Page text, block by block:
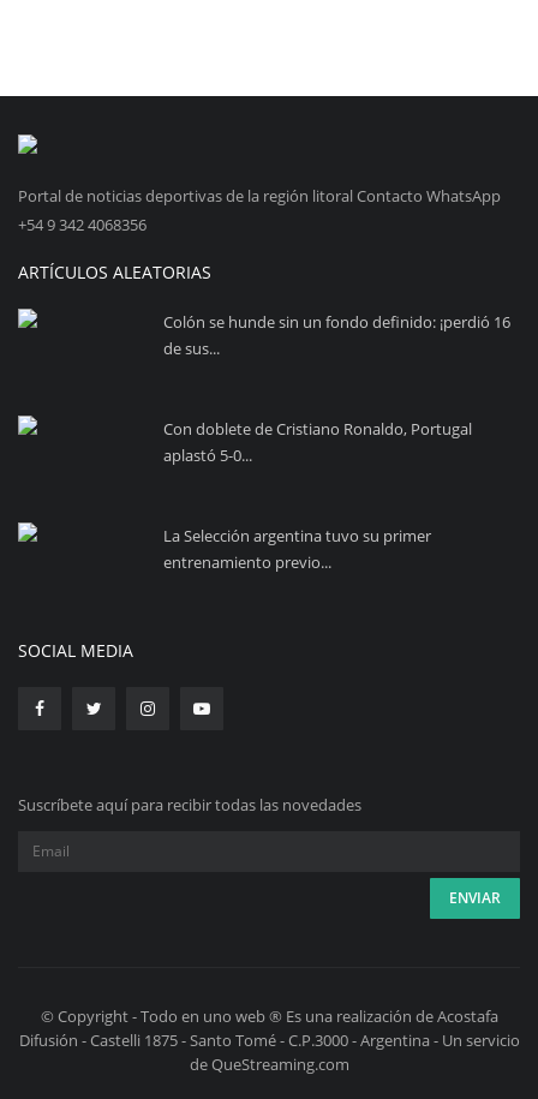
Portal de noticias deportivas de la región litoral Contacto WhatsApp
+54 9 342 4068356
ARTÍCULOS ALEATORIAS
Colón se hunde sin un fondo definido: ¡perdió 16
de sus...
Con doblete de Cristiano Ronaldo, Portugal
aplastó 5-0...
La Selección argentina tuvo su primer
entrenamiento previo...
SOCIAL MEDIA
Suscríbete aquí para recibir todas las novedades
© Copyright - Todo en uno web ® Es una realización de Acostafa
Difusión - Castelli 1875 - Santo Tomé - C.P.3000 - Argentina - Un servicio
de QueStreaming.com